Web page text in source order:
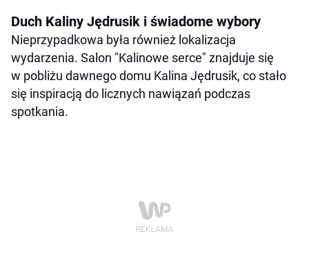
Duch Kaliny Jędrusik i świadome wybory
Nieprzypadkowa była również lokalizacja
wydarzenia. Salon "Kalinowe serce" znajduje się
w pobliżu dawnego domu Kalina Jędrusik, co stało
się inspiracją do licznych nawiązań podczas
spotkania.